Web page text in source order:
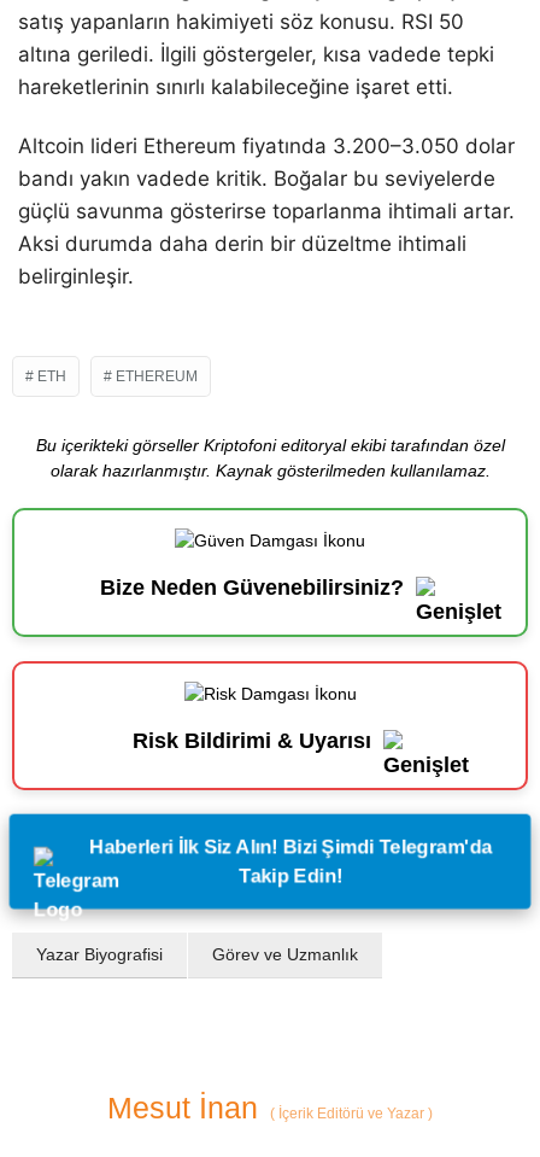
satış yapanların hakimiyeti söz konusu. RSI 50
altına geriledi. İlgili göstergeler, kısa vadede tepki
hareketlerinin sınırlı kalabileceğine işaret etti.
Altcoin lideri Ethereum fiyatında 3.200–3.050 dolar
bandı yakın vadede kritik. Boğalar bu seviyelerde
güçlü savunma gösterirse toparlanma ihtimali artar.
Aksi durumda daha derin bir düzeltme ihtimali
belirginleşir.
ETH ETHEREUM
Bu içerikteki görseller Kriptofoni editoryal ekibi tarafından özel
olarak hazırlanmıştır. Kaynak gösterilmeden kullanılamaz.
Bize Neden Güvenebilirsiniz?
Risk Bildirimi & Uyarısı
Haberleri İlk Siz Alın! Bizi Şimdi Telegram'da
Takip Edin!
Yazar Biyografisi Görev ve Uzmanlık
Mesut İnan ( İçerik Editörü ve Yazar )